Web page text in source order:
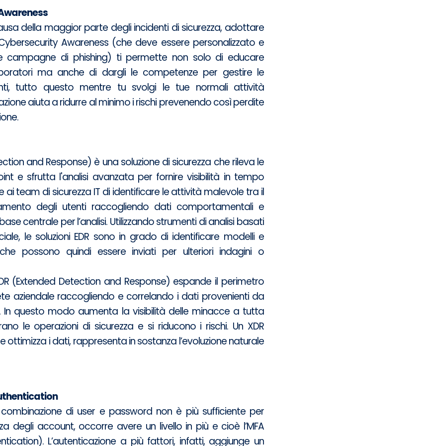
della maggior parte degli incidenti di sicurezza, adottare
Awareness (che deve essere personalizzato e
campagne di phishing) ti permette non solo di educare
ma anche di dargli le competenze per gestire le
tutto questo mentre tu svolgi le tue normali attività
aiuta a ridurre al minimo i rischi prevenendo così perdite
and Response) è una soluzione di sicurezza che rileva le
e sfrutta l'analisi avanzata per fornire visibilità in tempo
ai team di sicurezza IT di identificare le attività malevole tra il
degli utenti raccogliendo dati comportamentali e
centrale per l’analisi. Utilizzando strumenti di analisi basati
le soluzioni EDR sono in grado di identificare modelli e
possono quindi essere inviati per ulteriori indagini o
(Extended Detection and Response) espande il perimetro
aziendale raccogliendo e correlando i dati provenienti da
In questo modo aumenta la visibilità delle minacce a tutta
le operazioni di sicurezza e si riducono i rischi. Un XDR
ottimizza i dati, rappresenta in sostanza l’evoluzione naturale
di user e password non è più sufficiente per
degli account, occorre avere un livello in più e cioè l’MFA
L’autenticazione a più fattori, infatti, aggiunge un